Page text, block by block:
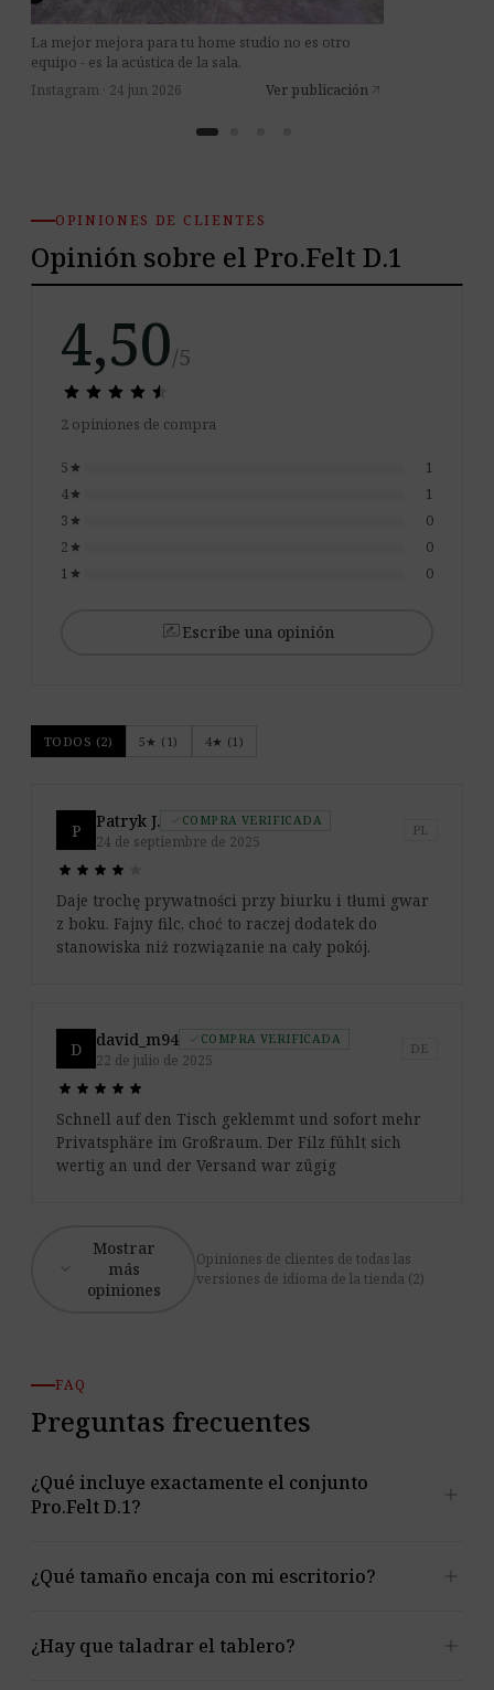
Instagram · 24 jun 2026 Ver publicación arrow_outward
La mejor mejora para tu home studio no es otro
equipo - es la acústica de la sala.
OPINIONES DE CLIENTES
Opinión sobre el Pro.Felt D.1
4,50/5
star star star star star
star star star star star
2 opiniones de compra
5 star
1
4 star
1
3 star
0
2 star
0
1 star 0
rate_reviewEscribe una opinión
TODOS (2) 5★ (1) 4★ (1)
P Patryk J. check COMPRA VERIFICADA
24 de septiembre de 2025
PL
star star star star
star star star star
Daje trochę prywatności przy biurku i tłumi gwar
z boku. Fajny filc, choć to raczej dodatek do
stanowiska niż rozwiązanie na cały pokój.
D david_m94 check COMPRA VERIFICADA
22 de julio de 2025
DE
star star star star star
star star star star star
Schnell auf den Tisch geklemmt und sofort mehr
Privatsphäre im Großraum. Der Filz fühlt sich
wertig an und der Versand war zügig
expand_more
Mostrar
más
opiniones
Opiniones de clientes de todas las
versiones de idioma de la tienda (2)
FAQ
Preguntas frecuentes
¿Qué incluye exactamente el conjunto
Pro.Felt D.1?
add
Cada variante incluye tres elementos independientes:
dos paneles laterales y uno frontal. Las medidas
y precios.
¿Qué tamaño encaja con mi escritorio? add
Hay variantes para escritorios de 120 × 60 cm y 150 × 75
cm. Para ambos formatos también puedes elegir la
¿Hay que taladrar el tablero? add